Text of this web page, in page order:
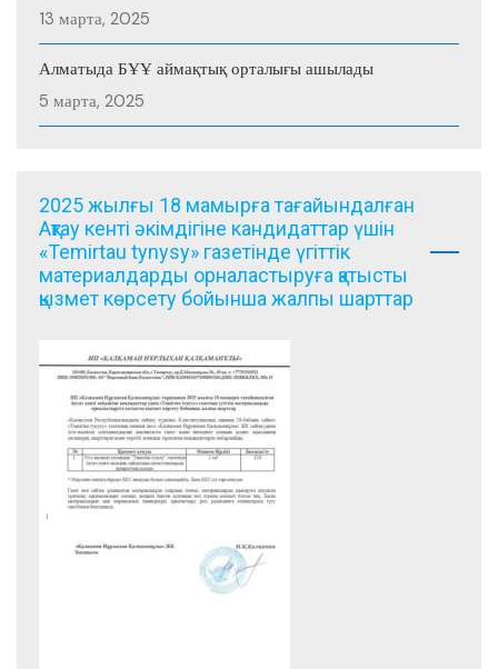
13 марта, 2025
Алматыда БҰҰ аймақтық орталығы ашылады
5 марта, 2025
2025 жылғы 18 мамырға тағайындалған
Ақтау кенті әкімдігіне кандидаттар үшін
«Temirtau tynysy» газетінде үгіттік
материалдарды орналастыруға қатысты
қызмет көрсету бойынша жалпы шарттар